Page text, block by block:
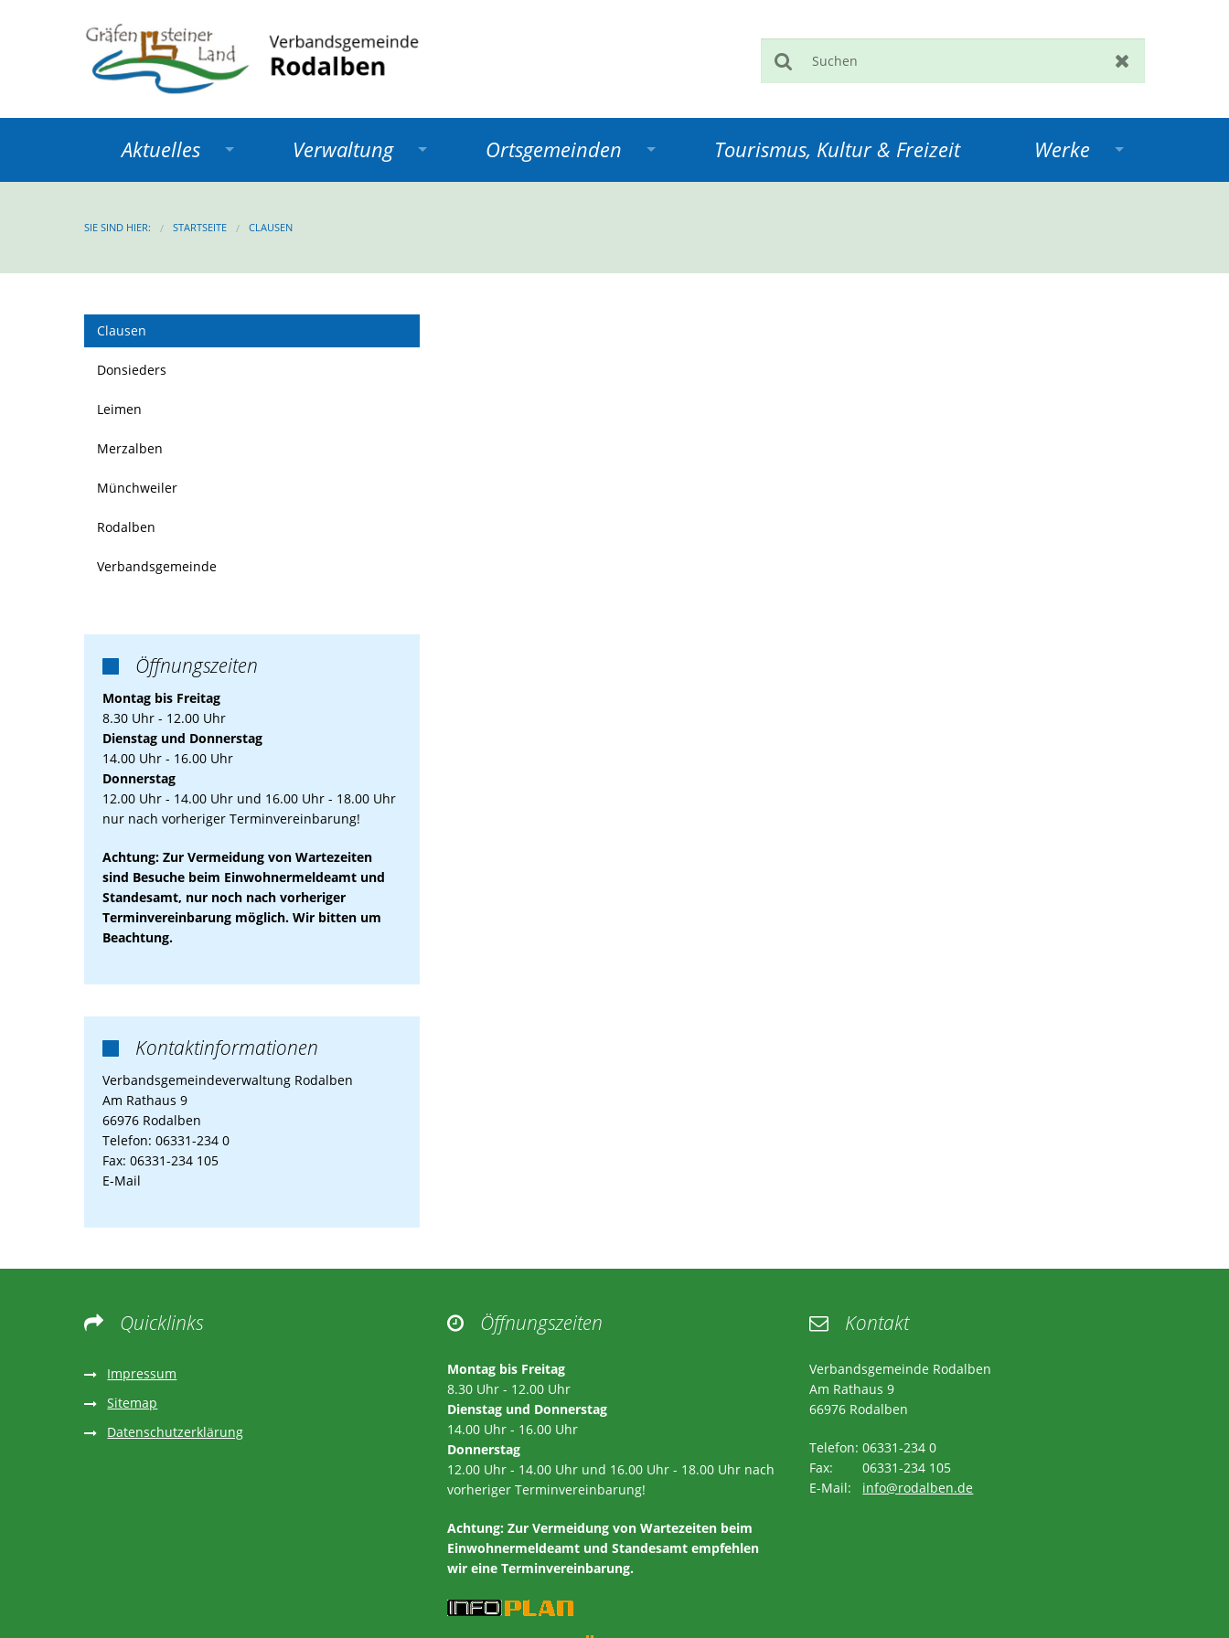
Aktuelles Verwaltung Ortsgemeinden Tourismus, Kultur & Freizeit Werke
SIE SIND HIER: STARTSEITE CLAUSEN
Clausen
Donsieders
Leimen
Merzalben
Münchweiler
Rodalben
Verbandsgemeinde
 Öffnungszeiten
Montag bis Freitag
8.30 Uhr - 12.00 Uhr
Dienstag und Donnerstag
14.00 Uhr - 16.00 Uhr
Donnerstag
12.00 Uhr - 14.00 Uhr und 16.00 Uhr - 18.00 Uhr
nur nach vorheriger Terminvereinbarung!
Achtung: Zur Vermeidung von Wartezeiten
sind Besuche beim Einwohnermeldeamt und
Standesamt, nur noch nach vorheriger
Terminvereinbarung möglich. Wir bitten um
Beachtung.
 Kontaktinformationen
Verbandsgemeindeverwaltung Rodalben
Am Rathaus 9
66976 Rodalben
Telefon: 06331-234 0
Fax: 06331-234 105
E-Mail
 Quicklinks
Impressum
Sitemap
Datenschutzerklärung
 Öffnungszeiten
Montag bis Freitag
8.30 Uhr - 12.00 Uhr
Dienstag und Donnerstag
14.00 Uhr - 16.00 Uhr
Donnerstag
12.00 Uhr - 14.00 Uhr und 16.00 Uhr - 18.00 Uhr nach
vorheriger Terminvereinbarung!
Achtung: Zur Vermeidung von Wartezeiten beim
Einwohnermeldeamt und Standesamt empfehlen
wir eine Terminvereinbarung.
 Kontakt
Verbandsgemeinde Rodalben
Am Rathaus 9
66976 Rodalben
Telefon: 06331-234 0
Fax: 06331-234 105
E-Mail: info@rodalben.de